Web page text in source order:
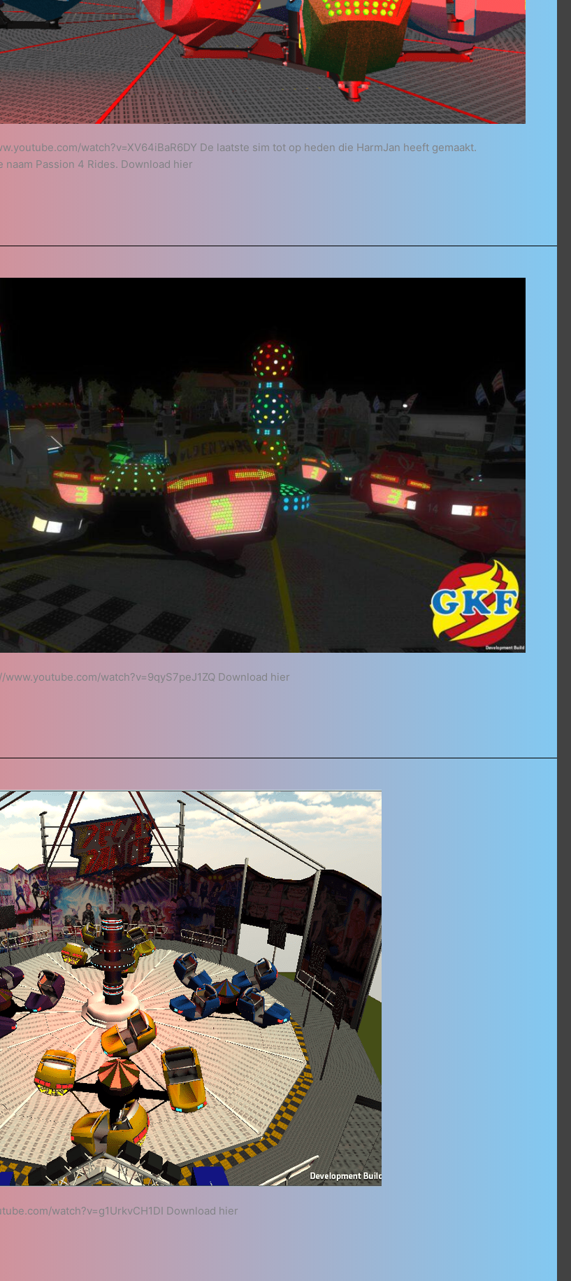
watch?v=XV64iBaR6DY De laatste sim tot op heden die HarmJan heeft gemaakt.
Passion 4 Rides. Download hier
watch?v=9qyS7peJ1ZQ Download hier
watch?v=g1UrkvCH1DI Download hier